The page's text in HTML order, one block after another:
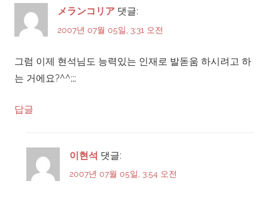
メランコリア 댓글:
2007년 07월 05일, 3:31 오전
그럼 이제 현석님도 능력있는 인재로 발돋움 하시려고 하
는 거에요?^^;;;
답글
이현석 댓글:
2007년 07월 05일, 3:54 오전